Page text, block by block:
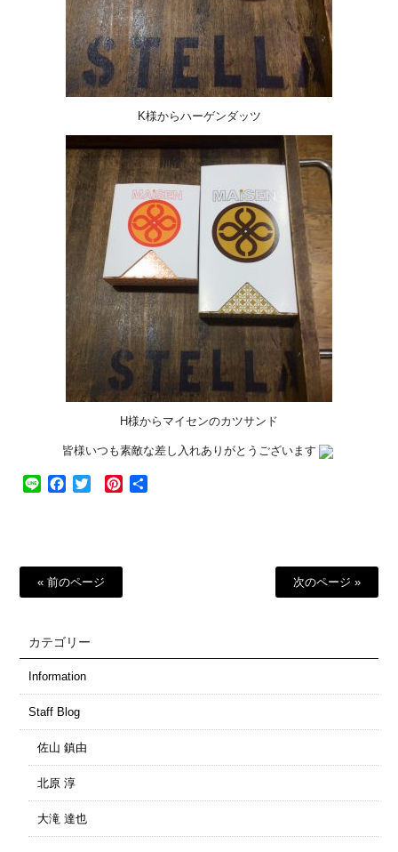
K様からハーゲンダッツ
H様からマイセンのカツサンド
皆様いつも素敵な差し入れありがとうございます
Line Facebook
Twitter Pinterest
« 前のページ 次のページ »
カテゴリー
Information
Staff Blog
佐山 鎮由
北原 淳
大滝 達也